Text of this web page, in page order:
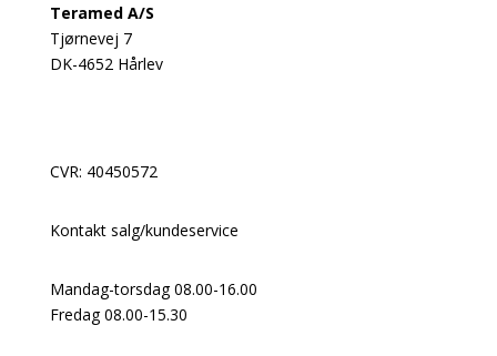
Teramed A/S
Tjørnevej 7
DK-4652 Hårlev
CVR: 40450572
Kontakt salg/kundeservice
Mandag-torsdag 08.00-16.00
Fredag 08.00-15.30